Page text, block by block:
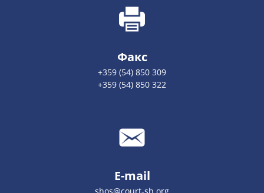
Факс
+359 (54) 850 309
+359 (54) 850 322
E-mail